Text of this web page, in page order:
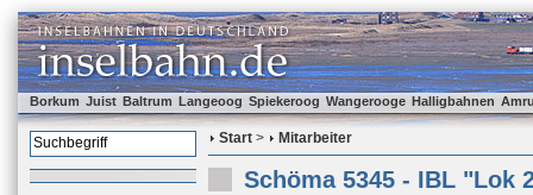
Borkum Juist Baltrum Langeoog Spiekeroog Wangerooge Halligbahnen
Start > Mitarbeiter
Schöma 5345 - IBL "Lok